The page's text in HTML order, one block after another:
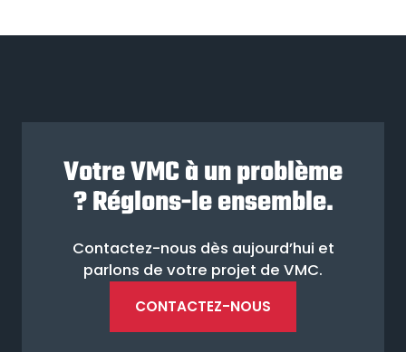
Votre VMC à un problème
? Réglons-le ensemble.
Contactez-nous dès aujourd’hui et
parlons de votre projet de VMC.
CONTACTEZ-NOUS